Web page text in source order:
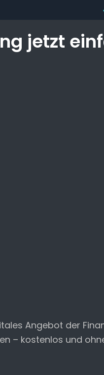
jetzt
Angebot der
– kostenlos und